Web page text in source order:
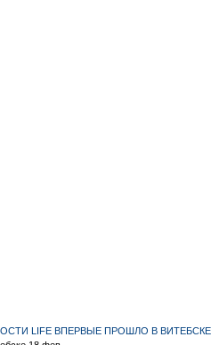
LIFE ВПЕРВЫЕ ПРОШЛО В ВИТЕБСКЕ